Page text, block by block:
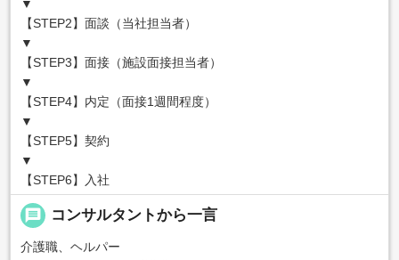
▼
【STEP2】面談（当社担当者）
▼
【STEP3】面接（施設面接担当者）
▼
【STEP4】内定（面接1週間程度）
▼
【STEP5】契約
▼
【STEP6】入社
message コンサルタントから一言
介護職、ヘルパー